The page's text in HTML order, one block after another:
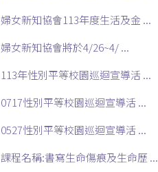
婦女新知協會113年度生活及金 ...
婦女新知協會將於4/26~4/ ...
113年性別平等校園巡迴宣導活 ...
0717性別平等校園巡迴宣導活 ...
0527性別平等校園巡迴宣導活 ...
課程名稱:書寫生命傷痕及生命歷 ...